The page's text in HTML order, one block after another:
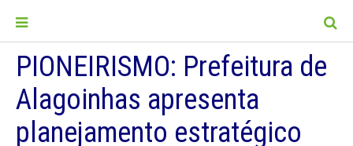
PIONEIRISMO: Prefeitura de
Alagoinhas apresenta
planejamento estratégico